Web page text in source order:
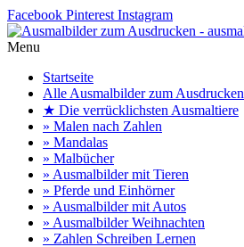
Facebook Pinterest Instagram
Menu
Startseite
Alle Ausmalbilder zum Ausdrucken
★ Die verrücklichsten Ausmaltiere
» Malen nach Zahlen
» Mandalas
» Malbücher
» Ausmalbilder mit Tieren
» Pferde und Einhörner
» Ausmalbilder mit Autos
» Ausmalbilder Weihnachten
» Zahlen Schreiben Lernen